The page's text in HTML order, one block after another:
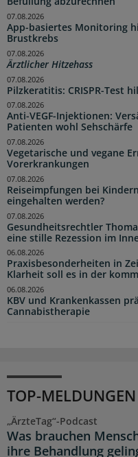
App-basiertes Monitoring
Brustkrebs
07.08.2026
Ärztlicher Hitzehass
07.08.2026
Pilzkeratitis: CRISPR-Test
07.08.2026
Anti-VEGF-Injektionen:
Patienten wohl Sehschärfe
07.08.2026
Vegetarische und vegane
Vorerkrankungen
07.08.2026
Reiseimpfungen bei
eingehalten werden?
07.08.2026
Gesundheitsrechtler
eine stille Rezession im
07.08.2026
Praxisbesonderheiten in
Klarheit soll es in der
06.08.2026
KBV und Krankenkassen
Cannabistherapie
06.08.2026
TOP-MELDUNGEN
„ÄrzteTag“-Podcast
Was brauchen
ihre Behandlung